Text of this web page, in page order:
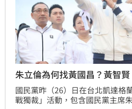
朱立倫為何找黃國昌？黃智
國民黨昨（26）日在台北凱達格
戰獨裁」活動，包含國民黨主席